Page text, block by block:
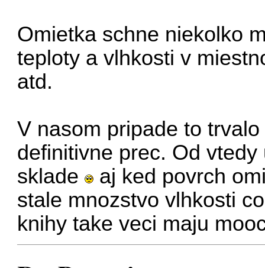
Omietka schne niekolko
teploty a vlhkosti v
atd.
V nasom pripade to
definitivne prec. Od
sklade
aj ked povrch
stale mnozstvo vlhkosti
knihy take veci maju